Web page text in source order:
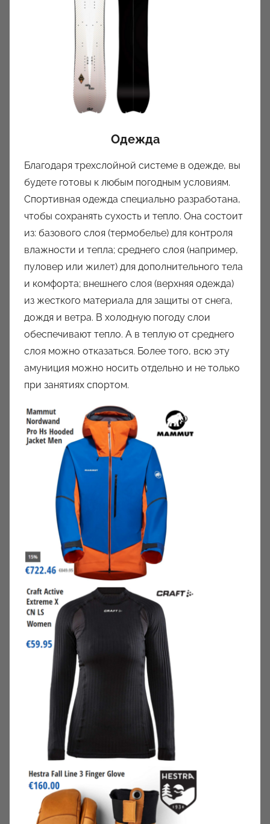
Одежда
Благодаря трехслойной системе в одежде, вы
будете готовы к любым погодным условиям.
Спортивная одежда специально разработана,
чтобы сохранять сухость и тепло. Она состоит
из: базового слоя (термобелье) для контроля
влажности и тепла; среднего слоя (например,
пуловер или жилет) для дополнительного тела
и комфорта; внешнего слоя (верхняя одежда)
из жесткого материала для защиты от снега,
дождя и ветра. В холодную погоду слои
обеспечивают тепло. А в теплую от среднего
слоя можно отказаться. Более того, всю эту
амуниция можно носить отдельно и не только
при занятиях спортом.